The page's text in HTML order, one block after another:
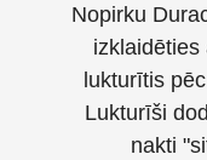
Nopirku
izklaidēties
lukturītis
Lukturīši
nakti